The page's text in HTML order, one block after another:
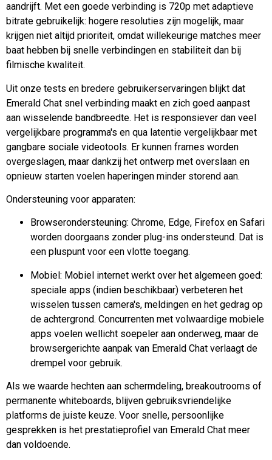
aandrijft. Met een goede verbinding is 720p met adaptieve
bitrate gebruikelijk: hogere resoluties zijn mogelijk, maar
krijgen niet altijd prioriteit, omdat willekeurige matches meer
baat hebben bij snelle verbindingen en stabiliteit dan bij
filmische kwaliteit.
Uit onze tests en bredere gebruikerservaringen blijkt dat
Emerald Chat snel verbinding maakt en zich goed aanpast
aan wisselende bandbreedte. Het is responsiever dan veel
vergelijkbare programma's en qua latentie vergelijkbaar met
gangbare sociale videotools. Er kunnen frames worden
overgeslagen, maar dankzij het ontwerp met overslaan en
opnieuw starten voelen haperingen minder storend aan.
Ondersteuning voor apparaten:
Browserondersteuning: Chrome, Edge, Firefox en Safari
worden doorgaans zonder plug-ins ondersteund. Dat is
een pluspunt voor een vlotte toegang.
Mobiel: Mobiel internet werkt over het algemeen goed:
speciale apps (indien beschikbaar) verbeteren het
wisselen tussen camera's, meldingen en het gedrag op
de achtergrond. Concurrenten met volwaardige mobiele
apps voelen wellicht soepeler aan onderweg, maar de
browsergerichte aanpak van Emerald Chat verlaagt de
drempel voor gebruik.
Als we waarde hechten aan schermdeling, breakoutrooms of
permanente whiteboards, blijven gebruiksvriendelijke
platforms de juiste keuze. Voor snelle, persoonlijke
gesprekken is het prestatieprofiel van Emerald Chat meer
dan voldoende.